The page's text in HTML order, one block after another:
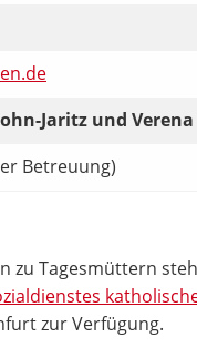
Jaritz und Verena
Betreuung)
zu Tagesmüttern
zur Verfügung.